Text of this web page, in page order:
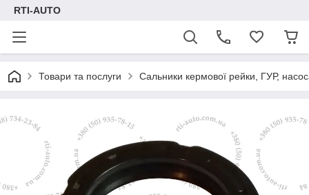
RTI-AUTO
Товари та послуги Сальники кермової рейки, ГУР,